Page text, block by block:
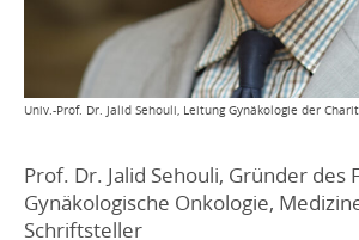
Univ.-Prof. Dr. Jalid Sehouli, Leitung Gynäkologie der
Prof. Dr. Jalid Sehouli, Gründer des
Gynäkologische Onkologie,
Schriftsteller